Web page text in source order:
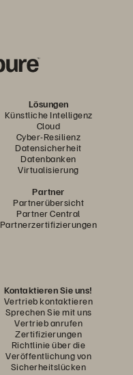
Lösungen
Künstliche Intelligenz
Cloud
Cyber-Resilienz
Datensicherheit
Datenbanken
Virtualisierung
Partner
Partnerübersicht
Partner Central
Partnerzertifizierungen
Kontaktieren Sie uns!
Vertrieb kontaktieren
Sprechen Sie mit uns
Vertrieb anrufen
Zertifizierungen
Richtlinie über die
Veröffentlichung von
Sicherheitslücken